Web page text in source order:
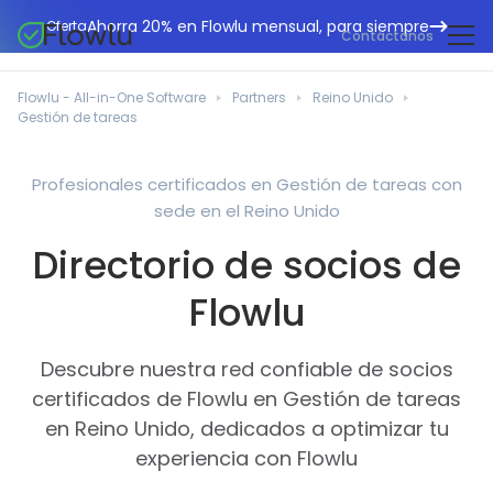
OfertaAhorra 20% en Flowlu mensual, para siempre
Contáctanos
Gestión de proyectos
Facturación en línea
Herramientas de colaboración
Gestión financiera
Proyectos ágiles
Base de conocimientos
Agencias de marketing
Departamentos de TI
Profesionales legales
Instituciones educativas
Empresas manufactureras
Pequeños negocios
Organizadores de eventos
Centro de ayuda
Estudios de caso
Casos prácticos
Herramientas gratuitas
Português
Flowlu - All-in-One Software Partners
Reino Unido
Gestión de tareas
Profesionales certificados en Gestión de tareas con
sede en el Reino Unido
Directorio de socios de
Flowlu
Descubre nuestra red confiable de socios
certificados de Flowlu en Gestión de tareas
en Reino Unido, dedicados a optimizar tu
experiencia con Flowlu